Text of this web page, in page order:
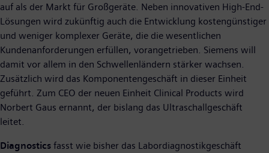
auf als der Markt für Großgeräte. Neben innovativen High-End-
Lösungen wird zukünftig auch die Entwicklung kostengünstiger
und weniger komplexer Geräte, die die wesentlichen
Kundenanforderungen erfüllen, vorangetrieben. Siemens will
damit vor allem in den Schwellenländern stärker wachsen.
Zusätzlich wird das Komponentengeschäft in dieser Einheit
geführt. Zum CEO der neuen Einheit Clinical Products wird
Norbert Gaus ernannt, der bislang das Ultraschallgeschäft
leitet.
Diagnostics fasst wie bisher das Labordiagnostikgeschäft